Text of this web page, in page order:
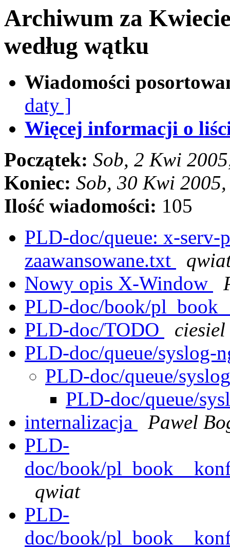
Archiwum za
według wątku
Wiadomości
daty ]
Więcej informacji o
Początek: Sob, 2 Kwi
Koniec: Sob, 30 Kwi
Ilość wiadomości: 105
PLD-doc/queue: x-serv-
zaawansowane.txt
Nowy opis X-Window
PLD-doc/book/
PLD-doc/TODO
ciesiel
PLD-doc/queue/syslog-
PLD-doc/queue/
PLD-doc/queue/
internalizacja
Pawel
PLD-
doc/book/
qwiat
PLD-
doc/book/